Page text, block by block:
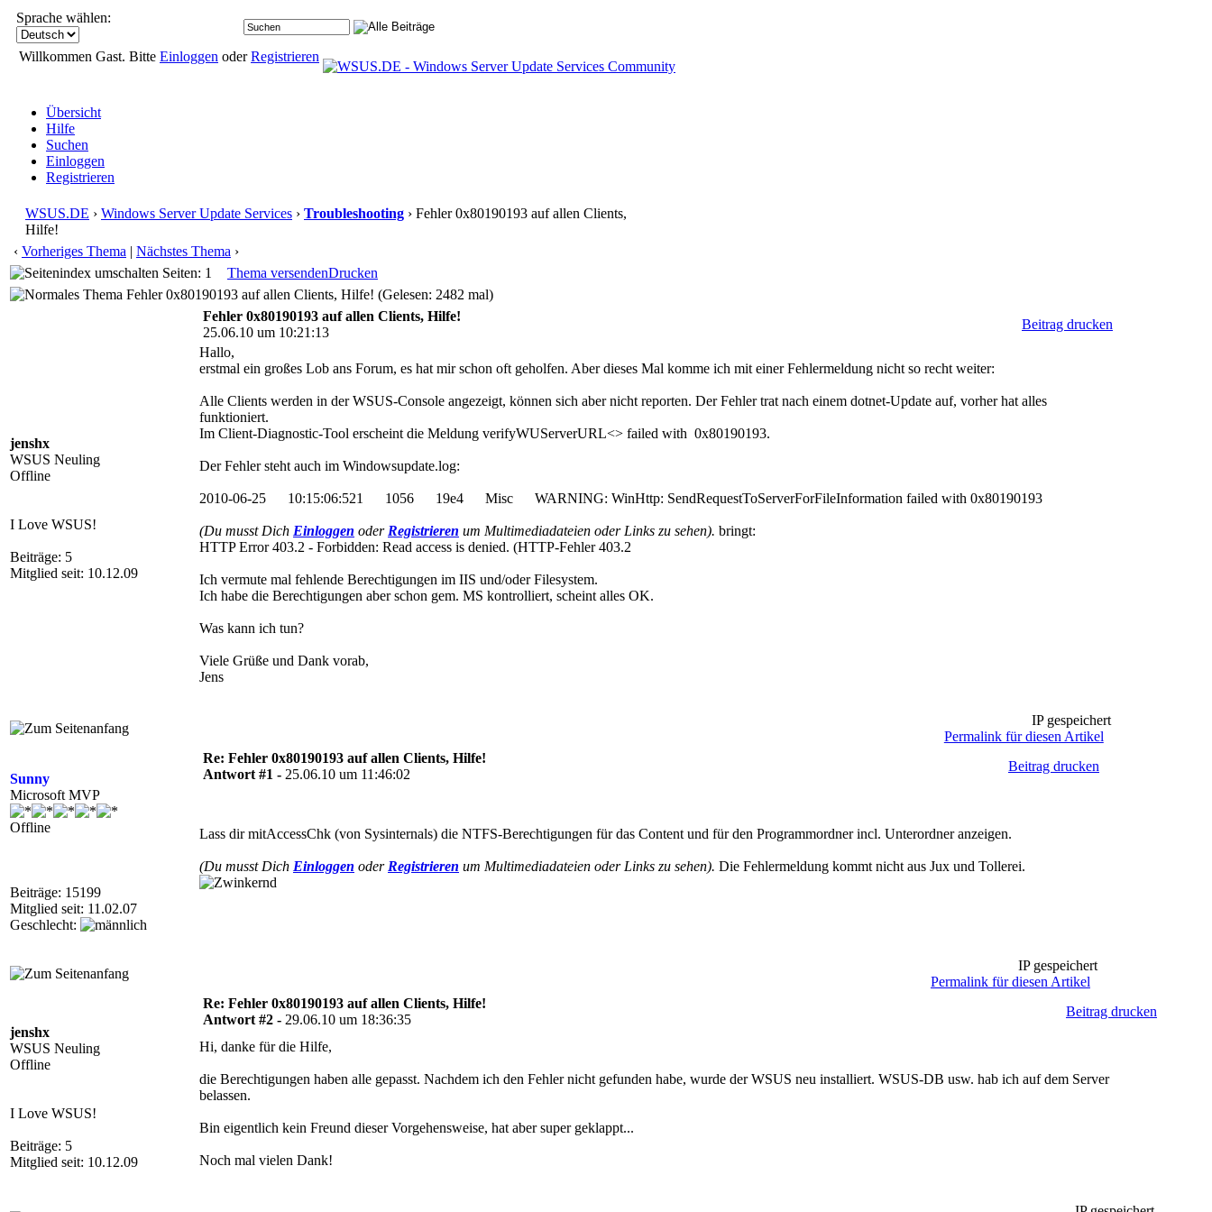
Sprache wählen:
Willkommen Gast. Bitte Einloggen oderRegistrieren
Übersicht
Hilfe
Suchen
Einloggen
Registrieren
WSUS.DE › Windows Server Update Services › Troubleshooting › Fehler 0x80190193 auf allen Clients,
Hilfe!
‹ Vorheriges Thema | Nächstes Thema ›
Seiten: 1
Thema versendenDrucken
Fehler 0x80190193 auf allen Clients, Hilfe! (Gelesen: 2482 mal)
jenshx
WSUS Neuling
Offline
I Love WSUS!
Beiträge: 5
Mitglied seit: 10.12.09
Fehler 0x80190193 auf allen Clients, Hilfe!
25.06.10 um 10:21:13
Beitrag drucken
Hallo,
erstmal ein großes Lob ans Forum, es hat mir schon oft geholfen. Aber dieses Mal komme ich mit einer Fehlermeldung nicht so recht weiter:
Alle Clients werden in der WSUS-Console angezeigt, können sich aber nicht reporten. Der Fehler trat nach einem dotnet-Update auf, vorher hat alles
funktioniert.
Im Client-Diagnostic-Tool erscheint die Meldung verifyWUServerURL<> failed with 0x80190193.
Der Fehler steht auch im Windowsupdate.log:
2010-06-25 10:15:06:521 1056 19e4 Misc WARNING: WinHttp: SendRequestToServerForFileInformation failed with 0x80190193
(Du musst Dich Einloggen oder Registrieren um Multimediadateien oder Links zu sehen). bringt:
HTTP Error 403.2 - Forbidden: Read access is denied. (HTTP-Fehler 403.2
Ich vermute mal fehlende Berechtigungen im IIS und/oder Filesystem.
Ich habe die Berechtigungen aber schon gem. MS kontrolliert, scheint alles OK.
Was kann ich tun?
Viele Grüße und Dank vorab,
Jens
IP gespeichert
Permalink für diesen Artikel
Sunny
Microsoft MVP
Offline
Beiträge: 15199
Mitglied seit: 11.02.07
Geschlecht:
Re: Fehler 0x80190193 auf allen Clients, Hilfe!
Antwort #1 - 25.06.10 um 11:46:02
Beitrag drucken
Lass dir mitAccessChk (von Sysinternals) die NTFS-Berechtigungen für das Content und für den Programmordner incl. Unterordner anzeigen.
(Du musst Dich Einloggen oder Registrieren um Multimediadateien oder Links zu sehen). Die Fehlermeldung kommt nicht aus Jux und Tollerei.
IP gespeichert
Permalink für diesen Artikel
jenshx
WSUS Neuling
Offline
I Love WSUS!
Beiträge: 5
Mitglied seit: 10.12.09
Re: Fehler 0x80190193 auf allen Clients, Hilfe!
Antwort #2 - 29.06.10 um 18:36:35
Beitrag drucken
Hi, danke für die Hilfe,
die Berechtigungen haben alle gepasst. Nachdem ich den Fehler nicht gefunden habe, wurde der WSUS neu installiert. WSUS-DB usw. hab ich auf dem Server
belassen.
Bin eigentlich kein Freund dieser Vorgehensweise, hat aber super geklappt...
Noch mal vielen Dank!